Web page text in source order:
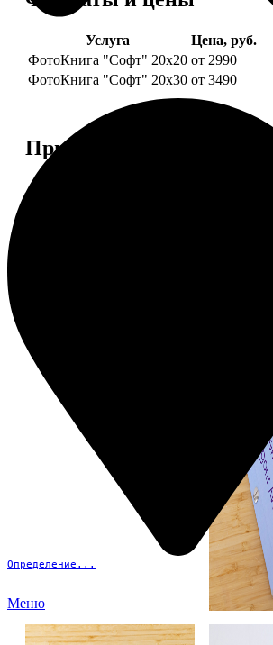
Определение...
Меню
Услуга
Цена, руб.
ФотоКнига "Софт" 20х20 от 2990
ФотоКнига "Софт" 20х30 от 3490
Примеры работ